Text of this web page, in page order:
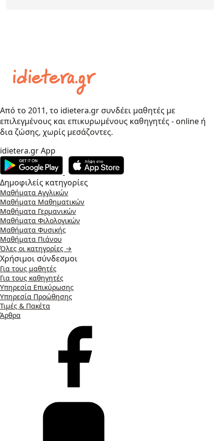
Από το 2011, το idietera.gr συνδέει μαθητές με
επιλεγμένους και επικυρωμένους καθηγητές - online ή
δια ζώσης, χωρίς μεσάζοντες.
idietera.gr App
Δημοφιλείς κατηγορίες
Μαθήματα Αγγλικών
Μαθήματα Μαθηματικών
Μαθήματα Γερμανικών
Μαθήματα Φιλολογικών
Μαθήματα Φυσικής
Μαθήματα Πιάνου
Όλες οι κατηγορίες →
Χρήσιμοι σύνδεσμοι
Για τους μαθητές
Για τους καθηγητές
Υπηρεσία Επικύρωσης
Υπηρεσία Προώθησης
Τιμές & Πακέτα
Άρθρα